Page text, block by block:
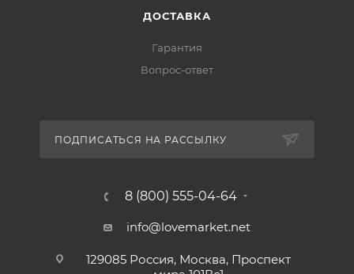
ДОСТАВКА
Гарантия
Вопрос-ответ
ПОДПИСАТЬСЯ НА РАССЫЛКУ
8 (800) 555-04-64
info@lovemarket.net
129085 Россия, Москва, Проспект